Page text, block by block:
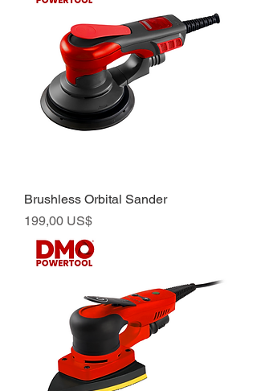
Brushless Orbital Sander
Preço
199,00 US$